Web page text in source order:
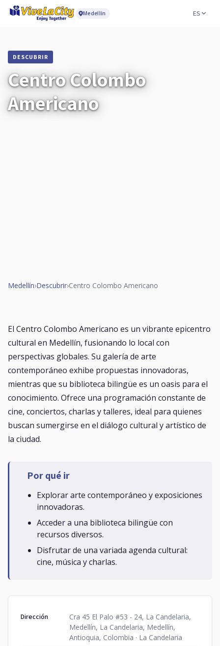
Medellín ES
DESCUBRIR
Centro Colombo
Americano
Medellín›Descubrir›Centro Colombo Americano
El Centro Colombo Americano es un vibrante epicentro
cultural en Medellín, fusionando lo local con
perspectivas globales. Su galería de arte
contemporáneo exhibe propuestas innovadoras,
mientras que su biblioteca bilingüe es un oasis para el
conocimiento. Ofrece una programación constante de
cine, conciertos, charlas y talleres, ideal para quienes
buscan sumergirse en el diálogo cultural y artístico de
la ciudad.
Por qué ir
Explorar arte contemporáneo y exposiciones
innovadoras.
Acceder a una biblioteca bilingüe con
recursos diversos.
Disfrutar de una variada agenda cultural:
cine, música y charlas.
Dirección
Cra 45 El Palo #53 - 24, La Candelaria,
Medellín, La Candelaria, Medellín,
Antioquia, Colombia · La Candelaria